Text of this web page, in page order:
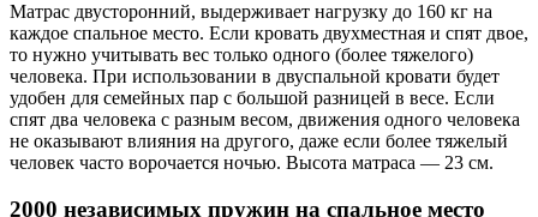
Матрас двусторонний, выдерживает нагрузку до 160 кг на
каждое спальное место. Если кровать двухместная и спят двое,
то нужно учитывать вес только одного (более тяжелого)
человека. При использовании в двуспальной кровати будет
удобен для семейных пар с большой разницей в весе. Если
спят два человека с разным весом, движения одного человека
не оказывают влияния на другого, даже если более тяжелый
человек часто ворочается ночью. Высота матраса — 23 см.
2000 независимых пружин на спальное место